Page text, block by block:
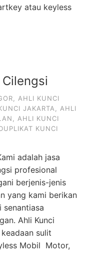
atau keyless
AHLI KUNCI
JAKARTA
AHLI
AHLI KUNCI
KUNCI
adalah jasa
profesional
berjenis-jenis
yang kami berikan
senantiasa
Ahli Kunci
sulit
Mobil Motor,